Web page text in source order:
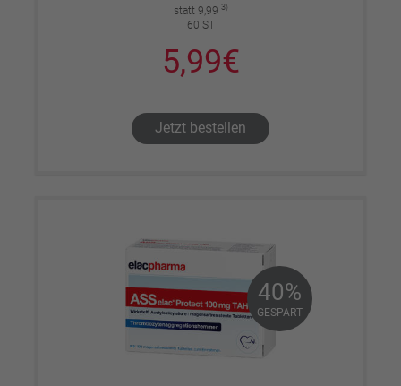
statt 9,99 3)
60 ST
5,99€
Jetzt bestellen
40%
GESPART
40%
GESPART